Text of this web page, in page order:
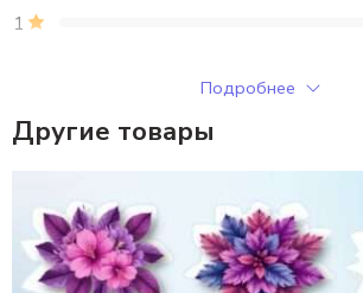
1
Только зарегистрированные клиенты,
могут публиковать отзывы.
Отзывов пока нет.
Подробнее
Другие товары